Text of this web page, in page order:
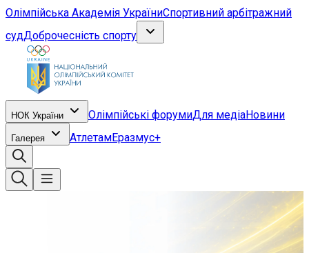
Олімпійська Академія УкраїниСпортивний арбітражний
судДоброчесність спорту
НОК України Олімпійські форумиДля медіаНовини
Галерея АтлетамЕразмус+